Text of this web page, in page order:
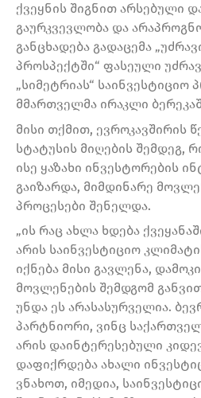
ქვეყნის შიგნით არსებული
გაურკვევლობა და
განცხადება გადაცემა
პროსპექტში“ ფასეული
„სიმეტრიას“ საინვესტიციო
მმართველმა ირაკლი
მისი თქმით, ევროკავშირის
სტატუსის მიღების შემდეგ,
ისე ყაზახი ინვესტორების
გაიზარდა, მიმდინარე
პროცესები შენელდა.
„ის რაც ახლა ხდება
არის საინვესტიციო
იქნება მისი გავლენა,
მოვლენების შემდგომ
უნდა ეს არასასურველია.
პარტნიორი, ვინც
არის დაინტერესებული
დაფიქრდება ახალი
ვნახოთ, იმედია,